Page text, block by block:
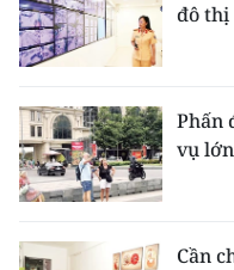
đô thị
Phấn
vụ
Cần